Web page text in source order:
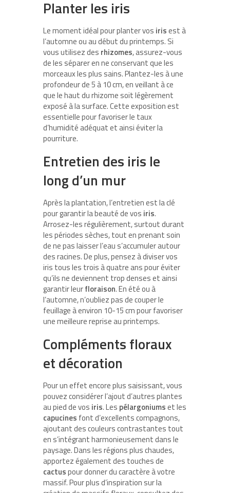
Planter les iris
Le moment idéal pour planter vos irisest à
l’automne ou au début du printemps. Si
vous utilisez des rhizomes, assurez-vous
de les séparer en ne conservant que les
morceaux les plus sains. Plantez-les à une
profondeur de 5 à 10 cm, en veillant à ce
que le haut du rhizome soit légèrement
exposé à la surface. Cette exposition est
essentielle pour favoriser le taux
d’humidité adéquat et ainsi éviter la
pourriture.
Entretien des iris le
long d’un mur
Après la plantation, l’entretien est la clé
pour garantir la beauté de vos iris.
Arrosez-les régulièrement, surtout durant
les périodes sèches, tout en prenant soin
de ne pas laisser l’eau s’accumuler autour
des racines. De plus, pensez à diviser vos
iris tous les trois à quatre ans pour éviter
qu’ils ne deviennent trop denses et ainsi
garantir leurfloraison. En été ou à
l’automne, n’oubliez pas de couper le
feuillage à environ 10-15 cm pour favoriser
une meilleure reprise au printemps.
Compléments floraux
et décoration
Pour un effet encore plus saisissant, vous
pouvez considérer l’ajout d’autres plantes
au pied de vos iris. Les pélargoniumset les
capucines font d’excellents compagnons,
ajoutant des couleurs contrastantes tout
en s’intégrant harmonieusement dans le
paysage. Dans les régions plus chaudes,
apportez également des touches de
cactuspour donner du caractère à votre
massif. Pour plus d’inspiration sur la